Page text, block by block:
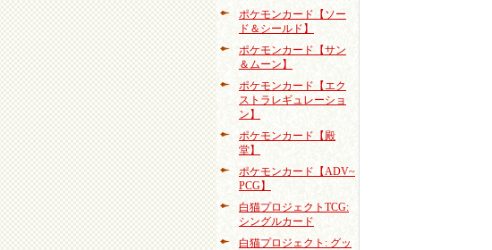
ポケモンカード【ソー
ド＆シールド】
ポケモンカード【サン
＆ムーン】
ポケモンカード【エク
ストラレギュレーショ
ン】
ポケモンカード【殿
堂】
ポケモンカード【ADV~
PCG】
白猫プロジェクトTCG:
シングルカード
白猫プロジェクト: グッ